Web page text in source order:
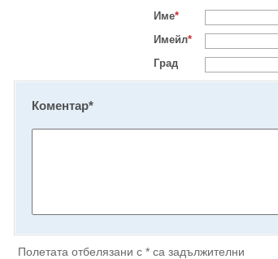
Име*
Имейл*
Град
Коментар*
Полетата отбелязани с * са задължителни